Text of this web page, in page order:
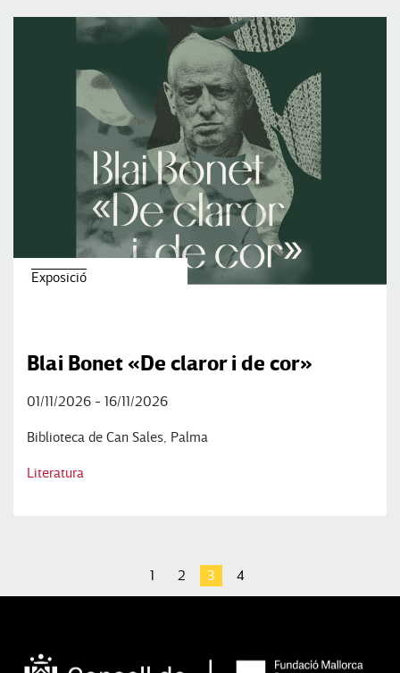
Exposició
Blai Bonet «De claror i de cor»
01/11/2026 - 16/11/2026
Biblioteca de Can Sales, Palma
Literatura
1 2 3 4